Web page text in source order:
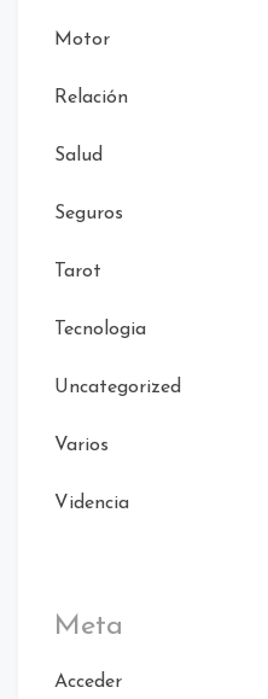
Motor
Relación
Salud
Seguros
Tarot
Tecnologia
Uncategorized
Varios
Videncia
Meta
Acceder